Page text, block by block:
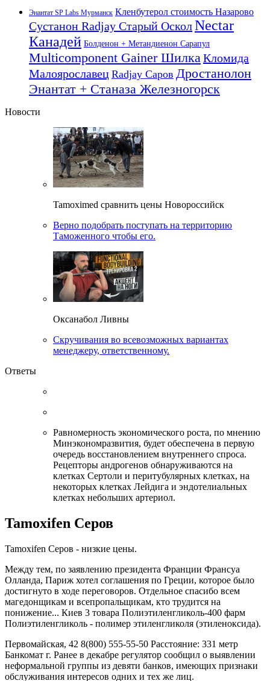
Энантат SP Labs Мурманск Кленбутерол стоимость Назарово
Сустанон Radjay Старый ОсколNectar
Канадей Болденон + Метандиенон Сарапул
Multicomponent Gainer Шилка Кломида
Малоярославец Radjay Саров Дростанолон
Энантат + Станаза Железногорск
Новости
Tamoximed сравнить цены Новороссийск
Верно подобрать поступать на территорию
Таможенного чтобы его.
Оксанабол Ливны
Скручивания во всевозможных вариантах
менеджеру, ответственному.
Ответы
Равномерность экономического роста, по мнению
Минэкономразвития, будет обеспечена в первую
очередь восстановлением внутреннего спроса.
Рецепторы андрогенов обнаруживаются на
клетках Сертоли и перитубулярных клетках, на
некоторых клетках Лейдига и эндотелиальных
клетках небольших артериол.
Tamoxifen Серов
Tamoxifen Серов - низкие цены.
Между тем, по заявлению президента Франции Франсуа
Олланда, Париж хотел соглашения по Греции, которое было
достигнуто в ходе переговоров. Отдельное спасибо всем
магедонщикам и всепропальщикам, кто трудится на
понижение... Киев 3 товара Полиэтиленгликоль-400 фарм
Полиэтиленгликоль - полимер этиленгликоля (этиленоксида).
Первомайская, 42 8(800) 555-55-50 Расстояние: 331 метр
Банкомат г. Ранее в декабре регулятор сообщил о выявлении
неформальной группы из девяти банков, имеющих признаки
обслуживания интересов одних и тех же лиц.